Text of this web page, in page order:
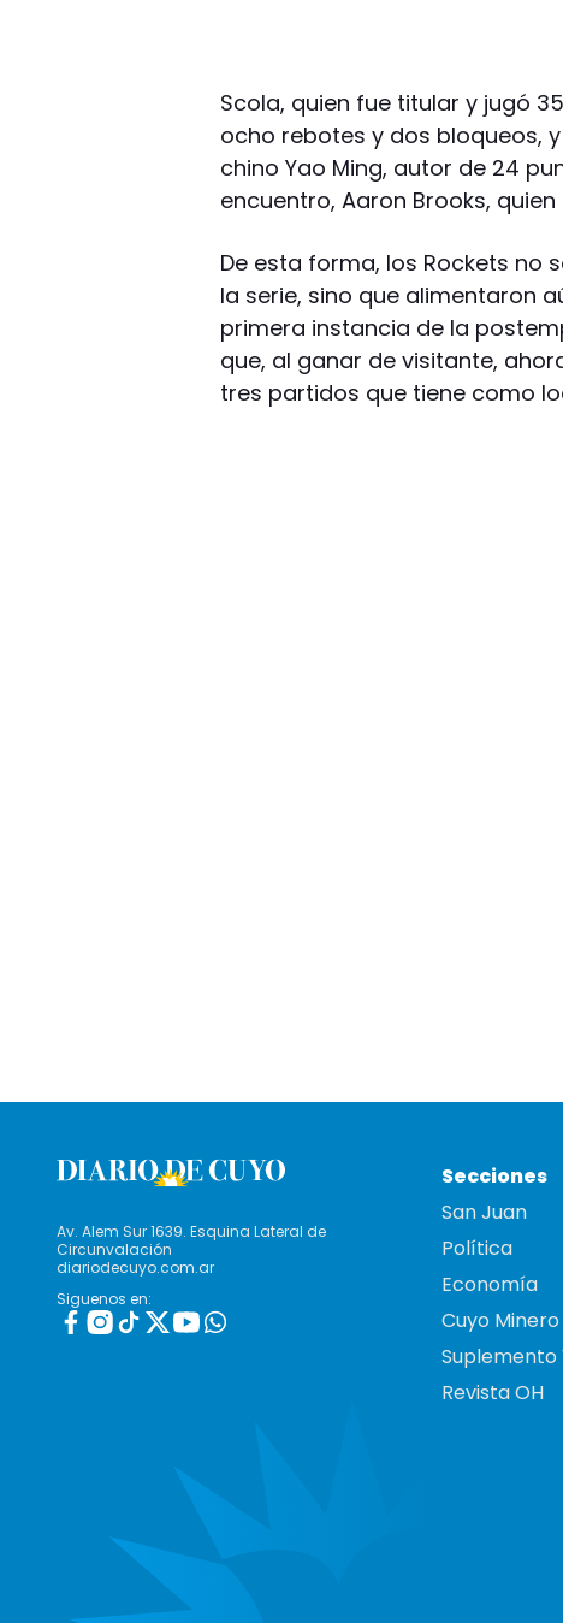
Scola, quien fue titular y jugó
ocho rebotes y dos bloqueos,
chino Yao Ming, autor de 24
encuentro, Aaron Brooks,
De esta forma, los Rockets no
la serie, sino que alimentaron
primera instancia de la
que, al ganar de visitante,
tres partidos que tiene como
Av. Alem Sur 1639. Esquina Lateral de
Circunvalación
diariodecuyo.com.ar
Siguenos en:
Secciones
San Juan
Política
Economía
Cuyo Minero
Suplemento
Revista OH